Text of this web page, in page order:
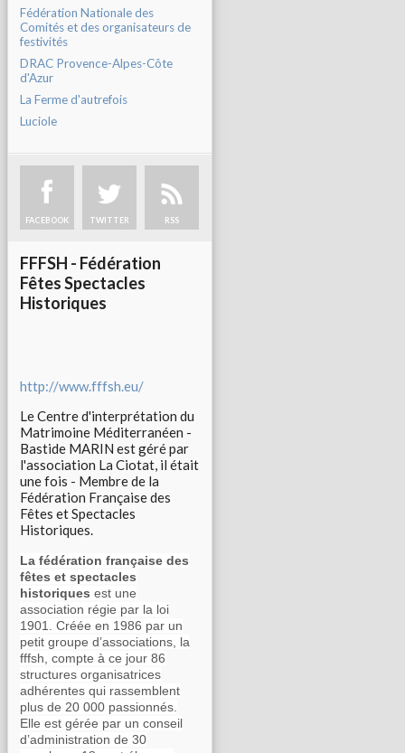
Fédération Nationale des
Comités et des organisateurs de
festivités
DRAC Provence-Alpes-Côte
d'Azur
La Ferme d'autrefois
Luciole
FACEBOOK TWITTER RSS
FFFSH - Fédération
Fêtes Spectacles
Historiques
http://www.fffsh.eu/
Le Centre d'interprétation du
Matrimoine Méditerranéen -
Bastide MARIN est géré par
l'association La Ciotat, il était
une fois - Membre de la
Fédération Française des
Fêtes et Spectacles
Historiques.
La fédération française des
fêtes et spectacles
historiques est une
association régie par la loi
1901. Créée en 1986 par un
petit groupe d’associations, la
fffsh, compte à ce jour 86
structures organisatrices
adhérentes qui rassemblent
plus de 20 000 passionnés.
Elle est gérée par un conseil
d’administration de 30